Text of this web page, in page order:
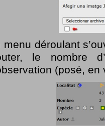
menu déroulant
le nombre
(posé,